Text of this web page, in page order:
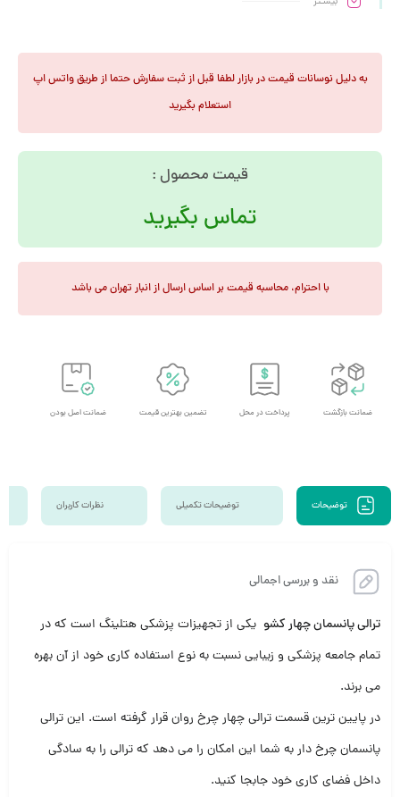
به دلیل نوسانات قیمت در بازار لطفا قبل از ثبت سفارش حتما از طریق واتس اپ
استعلام بگیرید
قیمت محصول :
تماس بگیرید
با احترام، محاسبه قیمت بر اساس ارسال از انبار تهران می باشد
ضمانت بازگشت پرداخت در محل تضمین بهترین قیمت ضمانت اصل بودن
توضیحات توضیحات تکمیلی نظرات کاربران
نقد و بررسی اجمالی
ترالی پانسمان چهار کشو یکی از تجهیزات پزشکی هتلینگ است که در
تمام جامعه پزشکی و زیبایی نسبت به نوع استفاده کاری خود از آن بهره
می برند.
در پایین ترین قسمت ترالی چهار چرخ روان قرار گرفته است. این ترالی
پانسمان چرخ دار به شما این امکان را می دهد که ترالی را به سادگی
داخل فضای کاری خود جابجا کنید.